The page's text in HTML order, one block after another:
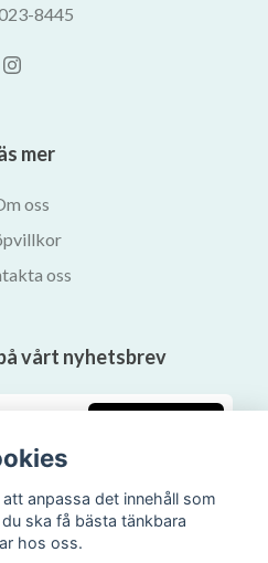
8445
mer
oss
oss
vårt nyhetsbrev
anpassa det innehåll som
ska få bästa tänkbara
hos oss.